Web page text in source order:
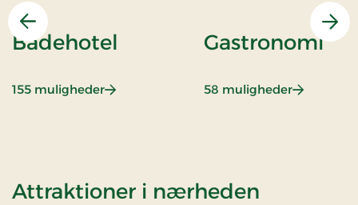
Forrige
Badehotel
155 muligheder: Badehotel
Gastronomi
58 muligheder:
Attraktioner i nærheden